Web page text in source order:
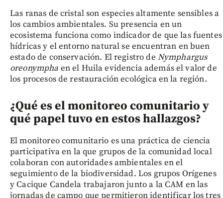
Las ranas de cristal son especies altamente sensibles a
los cambios ambientales. Su presencia en un
ecosistema funciona como indicador de que las fuentes
hídricas y el entorno natural se encuentran en buen
estado de conservación. El registro de Nymphargus
oreonympha en el Huila evidencia además el valor de
los procesos de restauración ecológica en la región.
¿Qué es el monitoreo comunitario y
qué papel tuvo en estos hallazgos?
El monitoreo comunitario es una práctica de ciencia
participativa en la que grupos de la comunidad local
colaboran con autoridades ambientales en el
seguimiento de la biodiversidad. Los grupos Orígenes
y Cacique Candela trabajaron junto a la CAM en las
jornadas de campo que permitieron identificar los tres